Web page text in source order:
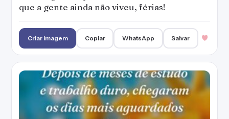
que a gente ainda não viveu, férias!
Criar imagem Copiar WhatsApp Salvar